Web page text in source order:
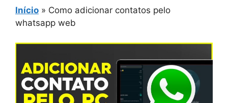
Início » Como adicionar contatos pelo
whatsapp web